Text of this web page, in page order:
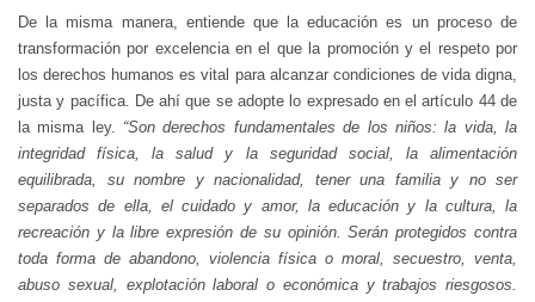
De la misma manera, entiende que la educación es un proceso de
transformación por excelencia en el que la promoción y el respeto por
los derechos humanos es vital para alcanzar condiciones de vida digna,
justa y pacífica. De ahí que se adopte lo expresado en el artículo 44 de
la misma ley. “Son derechos fundamentales de los niños: la vida, la
integridad física, la salud y la seguridad social, la alimentación
equilibrada, su nombre y nacionalidad, tener una familia y no ser
separados de ella, el cuidado y amor, la educación y la cultura, la
recreación y la libre expresión de su opinión. Serán protegidos contra
toda forma de abandono, violencia física o moral, secuestro, venta,
abuso sexual, explotación laboral o económica y trabajos riesgosos.